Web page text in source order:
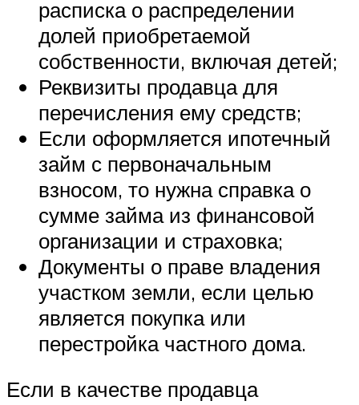
расписка о распределении
долей приобретаемой
собственности, включая детей;
Реквизиты продавца для
перечисления ему средств;
Если оформляется ипотечный
займ с первоначальным
взносом, то нужна справка о
сумме займа из финансовой
организации и страховка;
Документы о праве владения
участком земли, если целью
является покупка или
перестройка частного дома.
Если в качестве продавца